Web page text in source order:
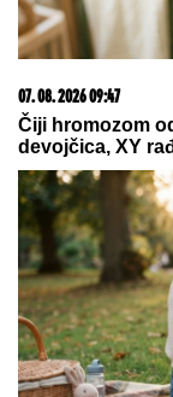
Komfor po meri
banke